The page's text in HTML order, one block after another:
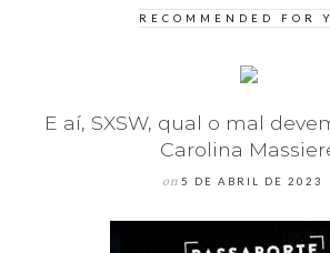
RECOMMENDED FOR
E aí, SXSW, qual o mal
Carolina
on 5 DE ABRIL DE 2023